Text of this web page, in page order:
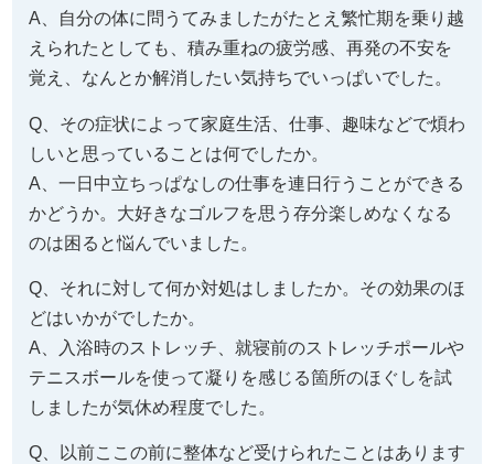
A、自分の体に問うてみましたがたとえ繁忙期を乗り越
えられたとしても、積み重ねの疲労感、再発の不安を
覚え、なんとか解消したい気持ちでいっぱいでした。
Q、その症状によって家庭生活、仕事、趣味などで煩わ
しいと思っていることは何でしたか。
A、一日中立ちっぱなしの仕事を連日行うことができる
かどうか。大好きなゴルフを思う存分楽しめなくなる
のは困ると悩んでいました。
Q、それに対して何か対処はしましたか。その効果のほ
どはいかがでしたか。
A、入浴時のストレッチ、就寝前のストレッチポールや
テニスボールを使って凝りを感じる箇所のほぐしを試
しましたが気休め程度でした。
Q、以前ここの前に整体など受けられたことはあります